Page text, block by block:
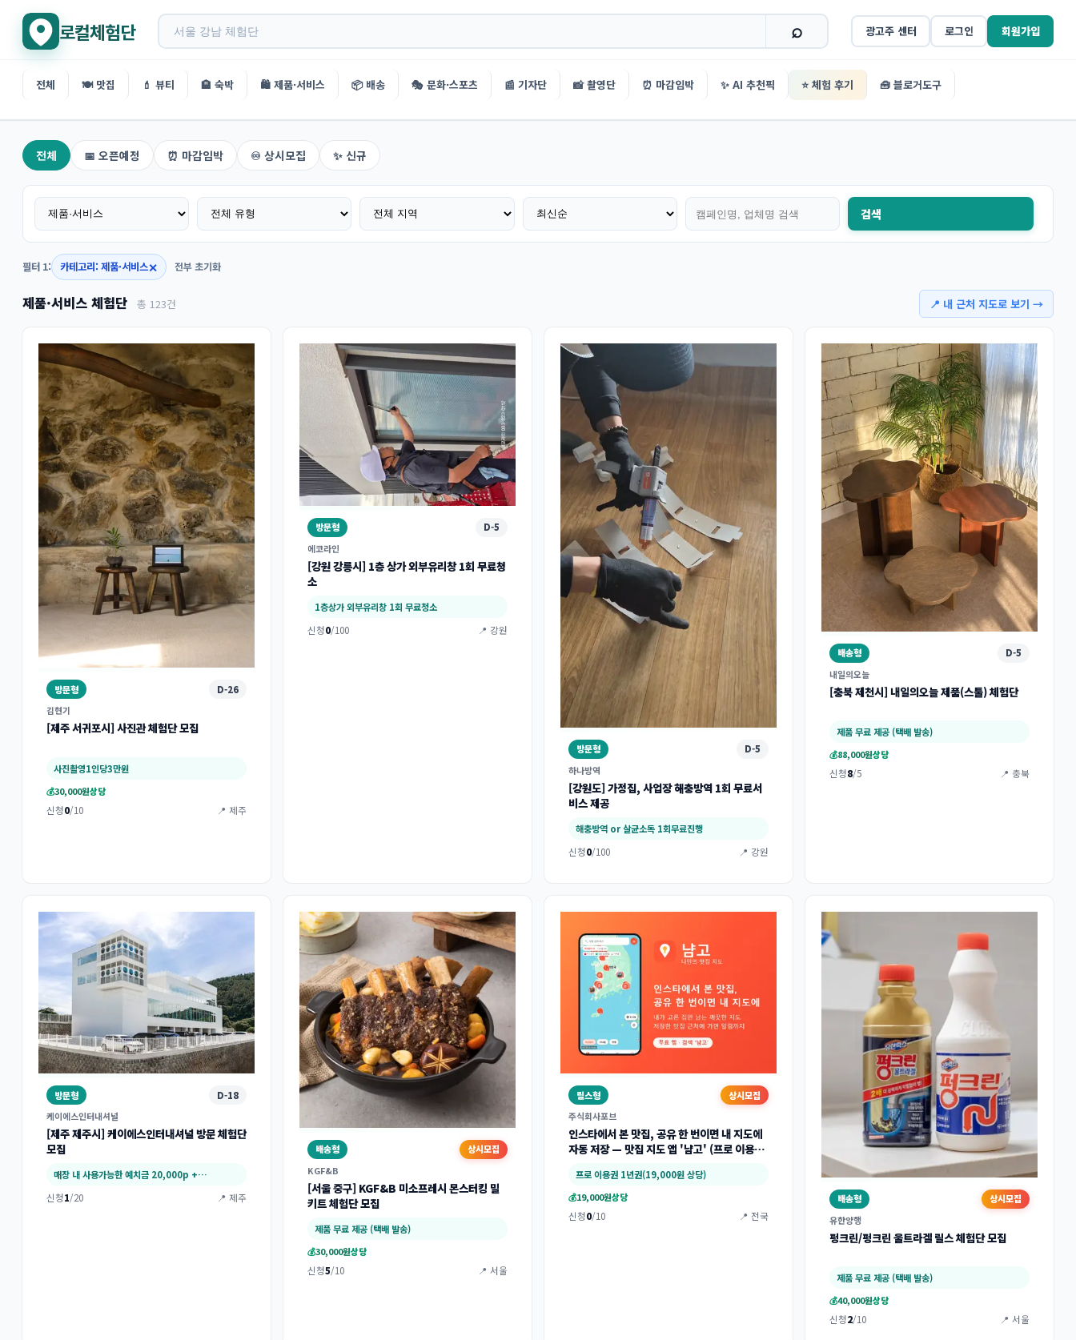
로컬체험단 광고주 센터 로그인 회원가입
전체 🍽️ 맛집 💄 뷰티 🏨 숙박 🛍️ 제품·서비스 📦 배송 🎭 문화·스포츠 📰 기자단 📸 촬영단 ⏰ 마감임박 ✨ AI 추천픽 ⭐ 체험 후기 🧰 블로거도구
제품·서비스 지역 체험단 검색
전체 📅 오픈예정 ⏰ 마감임박 ♾️ 상시모집 ✨ 신규
검색
필터 1: 카테고리: 제품·서비스✕ 전부 초기화
제품·서비스 체험단 총 123건 📍 내 근처 지도로 보기 →
방문형
D-26
김현기
[제주 서귀포시] 사진관 체험단 모집
사진촬영1인당3만원
💰30,000원상당
신청0/10 📍 제주
방문형
D-5
에코라인
[강원 강릉시] 1층 상가 외부유리창 1회 무료청
소
1층상가 외부유리창 1회 무료청소
신청0/100 📍 강원
방문형
D-5
하나방역
[강원도] 가정집, 사업장 해충방역 1회 무료서
비스 제공
해충방역 or 살균소독 1회무료진행
신청0/100 📍 강원
배송형
D-5
내일의오늘
[충북 제천시] 내일의오늘 제품(스툴) 체험단
제품 무료 제공 (택배 발송)
💰88,000원상당
신청8/5 📍 충북
방문형
D-18
케이에스인터내셔널
[제주 제주시] 케이에스인터내셔널 방문 체험단
모집
매장 내 사용가능한 예치금 20,000p +…
신청1/20 📍 제주
배송형
상시모집
KGF&B
[서울 중구] KGF&B 미소프레시 몬스터킹 밀
키트 체험단 모집
제품 무료 제공 (택배 발송)
💰30,000원상당
신청5/10 📍 서울
릴스형
상시모집
주식회사포브
인스타에서 본 맛집, 공유 한 번이면 내 지도에
자동 저장 — 맛집 지도 앱 '냠고' (프로 이용권
프로 이용권 1년권(19,000원 상당)
💰19,000원상당
신청0/10 📍 전국
배송형
상시모집
유한양행
펑크린/펑크린 울트라겔 릴스 체험단 모집
제품 무료 제공 (택배 발송)
💰40,000원상당
신청2/10 📍 서울